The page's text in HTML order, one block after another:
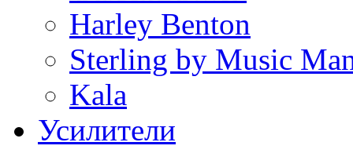
Harley Benton
Sterling by Music
Kala
Усилители